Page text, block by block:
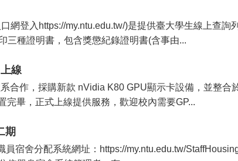
網登入https://my.ntu.edu.tw/)是提供臺大學生線上查詢
三種證明書，包含獎懲紀錄證明書(含事由...
線
合作，採購新款 nVidia K80 GPU顯示卡設備，並整合
完畢，正式上線提供服務，歡迎校內需要GP...
期
員宿舍分配系統網址：https://my.ntu.edu.tw/